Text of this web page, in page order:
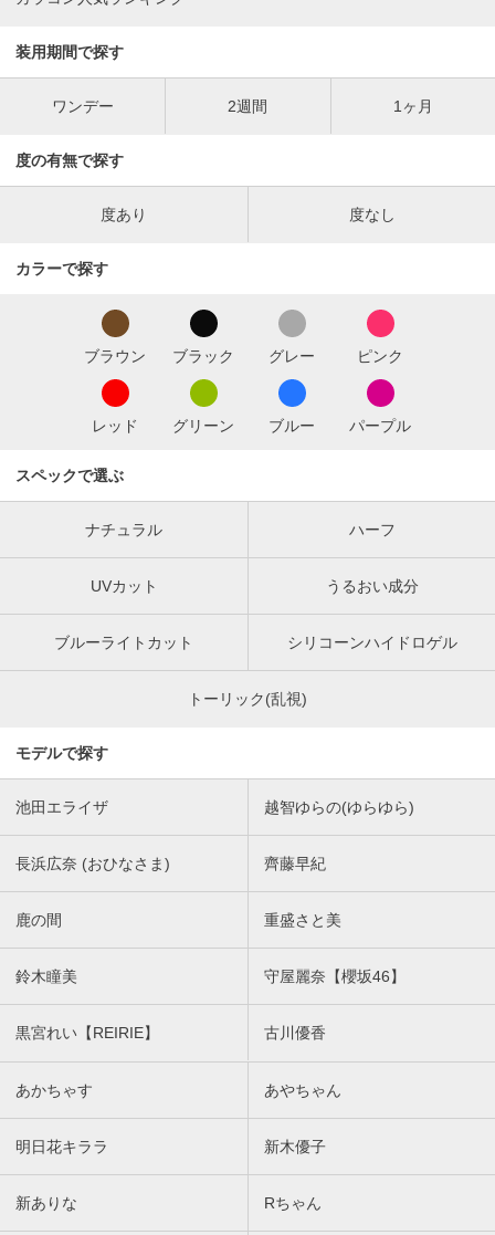
装用期間で探す
ワンデー 2週間 1ヶ月
度の有無で探す
度あり 度なし
カラーで探す
ブラウン ブラック グレー ピンク
レッド グリーン ブルー パープル
スペックで選ぶ
ナチュラル ハーフ
UVカット うるおい成分
ブルーライトカット シリコーンハイドロゲル
トーリック(乱視)
モデルで探す
池田エライザ 越智ゆらの(ゆらゆら)
長浜広奈 (おひなさま) 齊藤早紀
鹿の間 重盛さと美
鈴木瞳美 守屋麗奈【櫻坂46】
黒宮れい【REIRIE】 古川優香
あかちゃす あやちゃん
明日花キララ 新木優子
新ありな Rちゃん